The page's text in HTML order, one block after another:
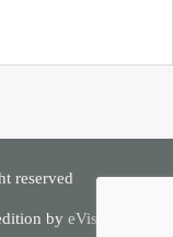
reserved
by eVisionThemes